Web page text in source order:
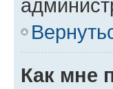
Как мне